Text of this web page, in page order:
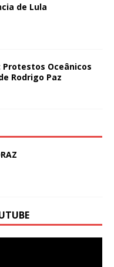
de Lula
Protestos Oceânicos
Rodrigo Paz